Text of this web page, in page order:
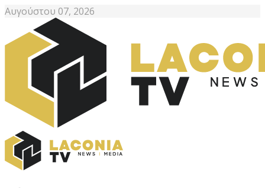
Αυγούστου 07, 2026